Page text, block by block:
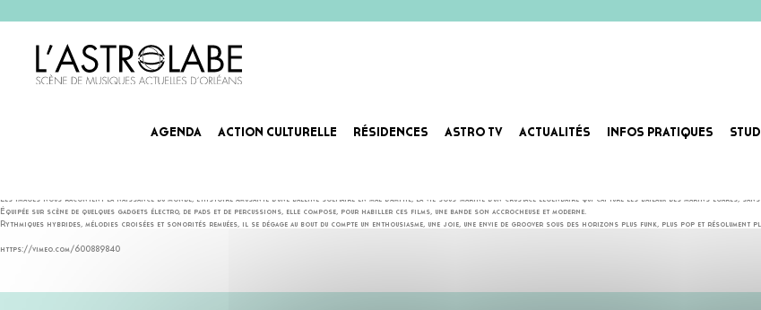
AGENDA ACTION CULTURELLE RÉSIDENCES ASTRO TV ACTUALITÉS INFOS PRATIQUES
Les images nous racontent la naissance du monde, l’histoire amusante d’une baleine solitaire en mal d’amitié, la vie sous-marine d’un crustacé légendaire qui capture les bateaux des marins égarés,
Équipée sur scène de quelques gadgets électro, de pads et de percussions, elle compose, pour habiller ces films, une bande son accrocheuse et moderne.
Rythmiques hybrides, mélodies croisées et sonorités remuées, il se dégage au bout du compte un enthousiasme, une joie, une envie de groover sous des horizons plus funk, plus pop et résolument
https://vimeo.com/600889840